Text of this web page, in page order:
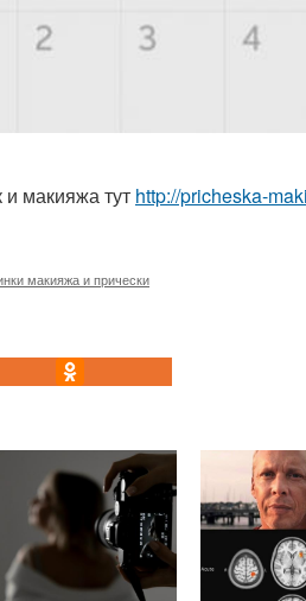
и макияжа тут http://pricheska-
макияжа и прически